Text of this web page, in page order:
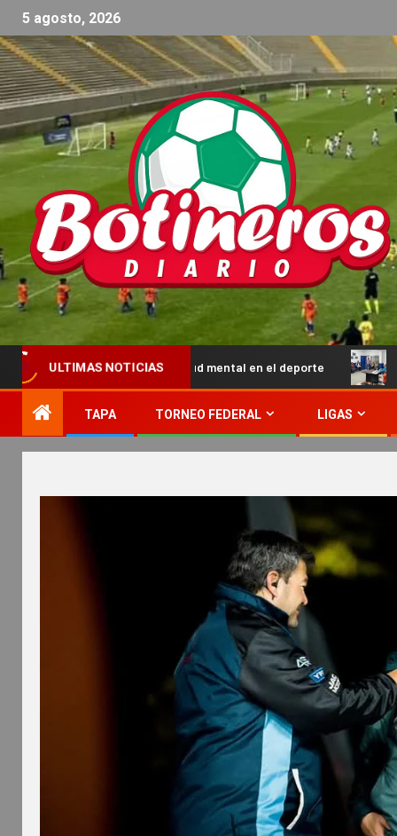
5 agosto, 2026
ULTIMAS NOTICIAS
la salud mental en el deporte El Torneo
TAPA TORNEO FEDERAL LIGAS